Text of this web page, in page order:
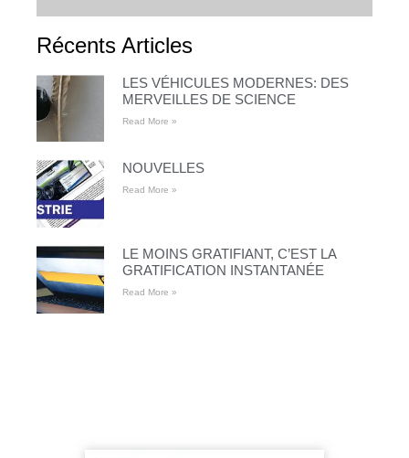
Récents Articles
LES VÉHICULES MODERNES: DES
MERVEILLES DE SCIENCE
Read More »
NOUVELLES
Read More »
LE MOINS GRATIFIANT, C’EST LA
GRATIFICATION INSTANTANÉE
Read More »